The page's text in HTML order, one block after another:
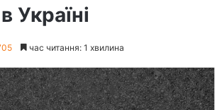
Україні
час читання: 1 хвилина